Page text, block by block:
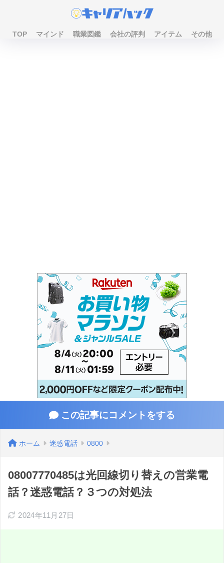
TOP マインド 職業図鑑 会社の評判 アイテム その他
この記事にコメントをする
ホーム 迷惑電話 0800
08007770485は光回線切り替えの営業電
話？迷惑電話？３つの対処法
2024年11月27日